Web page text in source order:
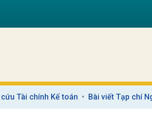
Tài chính Kế toán